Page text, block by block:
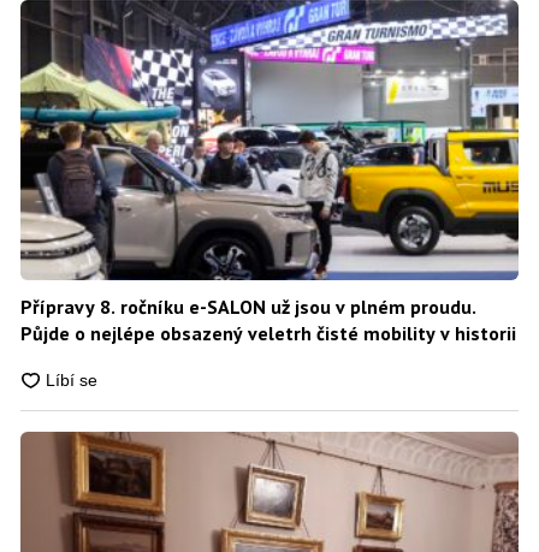
Přípravy 8. ročníku e-SALON už jsou v plném proudu.
Půjde o nejlépe obsazený veletrh čisté mobility v historii